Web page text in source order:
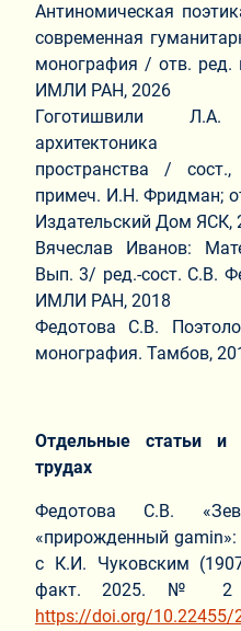
Антиномическая
современная
монография / отв. ред.
ИМЛИ РАН, 2026
Гоготишвили
архитектоника
пространства /
примеч. И.Н. Фридман;
Издательский Дом ЯСК,
Вячеслав Иванов:
Вып. 3/ ред.-сост. С.В.
ИМЛИ РАН, 2018
Федотова С.В.
монография. Тамбов,
Отдельные статьи и
трудах
Федотова С.В.
«прирожденный gamin»:
с К.И. Чуковским
факт. 2025. № 2
https://doi.org/10.22455/